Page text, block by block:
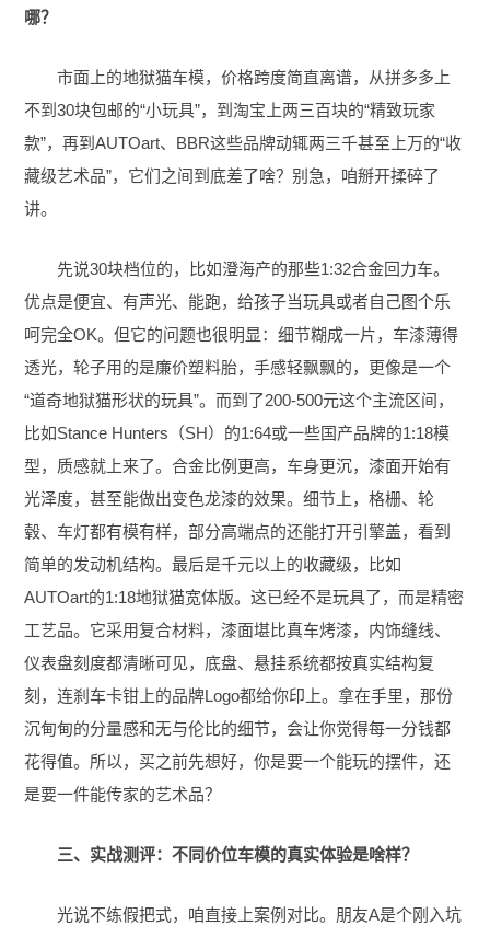
哪？
市面上的地狱猫车模，价格跨度简直离谱，从拼多多上
不到30块包邮的“小玩具”，到淘宝上两三百块的“精致玩家
款”，再到AUTOart、BBR这些品牌动辄两三千甚至上万的“收
藏级艺术品”，它们之间到底差了啥？别急，咱掰开揉碎了
讲。
先说30块档位的，比如澄海产的那些1:32合金回力车。
优点是便宜、有声光、能跑，给孩子当玩具或者自己图个乐
呵完全OK。但它的问题也很明显：细节糊成一片，车漆薄得
透光，轮子用的是廉价塑料胎，手感轻飘飘的，更像是一个
“道奇地狱猫形状的玩具”。而到了200-500元这个主流区间，
比如Stance Hunters（SH）的1:64或一些国产品牌的1:18模
型，质感就上来了。合金比例更高，车身更沉，漆面开始有
光泽度，甚至能做出变色龙漆的效果。细节上，格栅、轮
毂、车灯都有模有样，部分高端点的还能打开引擎盖，看到
简单的发动机结构。最后是千元以上的收藏级，比如
AUTOart的1:18地狱猫宽体版。这已经不是玩具了，而是精密
工艺品。它采用复合材料，漆面堪比真车烤漆，内饰缝线、
仪表盘刻度都清晰可见，底盘、悬挂系统都按真实结构复
刻，连刹车卡钳上的品牌Logo都给你印上。拿在手里，那份
沉甸甸的分量感和无与伦比的细节，会让你觉得每一分钱都
花得值。所以，买之前先想好，你是要一个能玩的摆件，还
是要一件能传家的艺术品？
三、实战测评：不同价位车模的真实体验是啥样？
光说不练假把式，咱直接上案例对比。朋友A是个刚入坑